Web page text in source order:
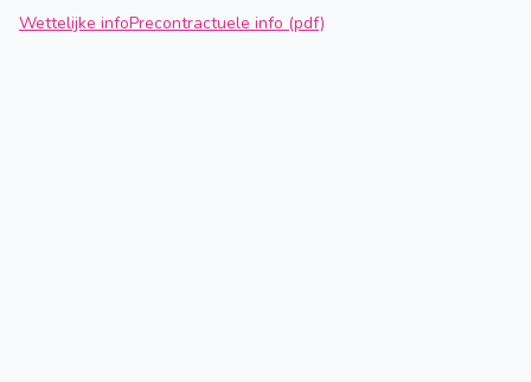
Wettelijke infoPrecontractuele info (pdf)